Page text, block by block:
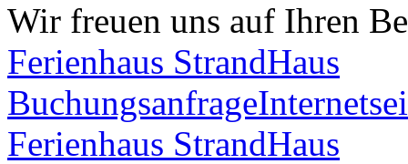
Wir freuen uns auf Ihren
Ferienhaus StrandHaus
Buchungsanfrage
Ferienhaus StrandHaus